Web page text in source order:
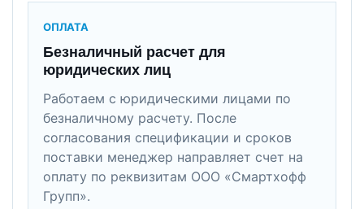
ОПЛАТА
Безналичный расчет для
юридических лиц
Работаем с юридическими лицами по
безналичному расчету. После
согласования спецификации и сроков
поставки менеджер направляет счет на
оплату по реквизитам ООО «Смартхофф
Групп».